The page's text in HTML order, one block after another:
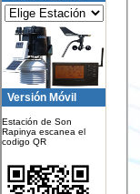
Versión Móvil
Estación de Son
Rapinya escanea el
codigo QR